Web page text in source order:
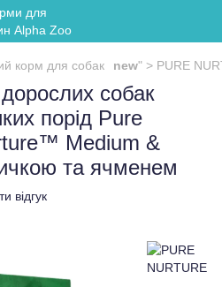
корм для собак new" > PURE
собак
порід Pure
Medium &
та ячменем
відгук